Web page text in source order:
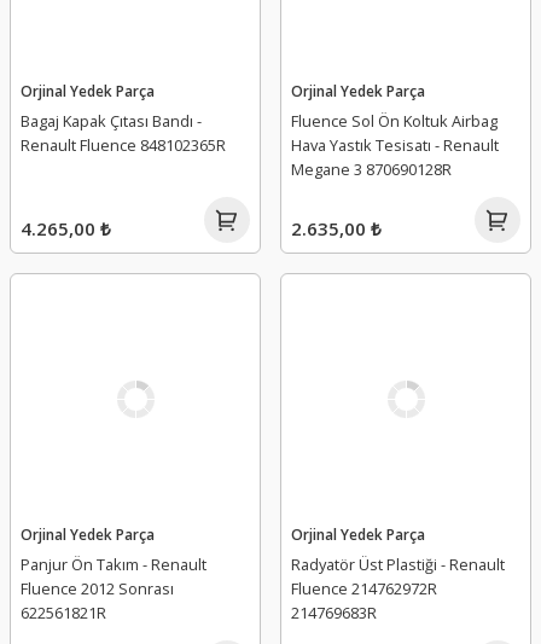
Orjinal Yedek Parça
Bagaj Kapak Çıtası Bandı -
Renault Fluence 848102365R
4.265,00 ₺
Orjinal Yedek Parça
Fluence Sol Ön Koltuk Airbag
Hava Yastık Tesisatı - Renault
Megane 3 870690128R
2.635,00 ₺
Orjinal Yedek Parça
Panjur Ön Takım - Renault
Fluence 2012 Sonrası
622561821R
Orjinal Yedek Parça
Radyatör Üst Plastiği - Renault
Fluence 214762972R
214769683R